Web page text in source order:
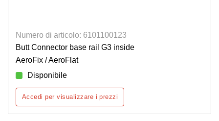
Numero di articolo: 6101100123
Butt Connector base rail G3 inside
AeroFix / AeroFlat
Disponibile
Accedi per visualizzare i prezzi